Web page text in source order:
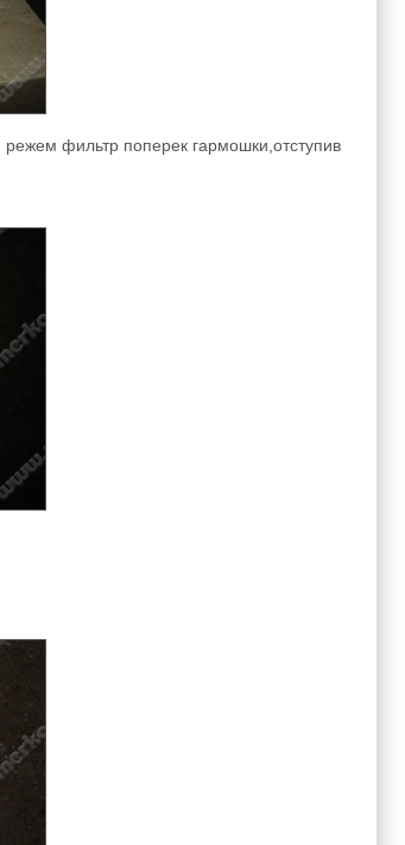
фильтр поперек гармошки,отступив